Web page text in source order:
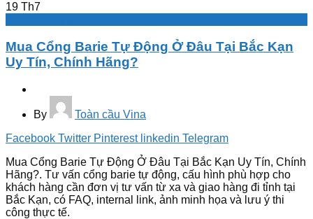
19 Th7
Mua Cổng Barie Tự Động Ở Đâu Tại Bắc Kạn
Uy Tín, Chính Hãng?
By
Toàn cầu Vina
Facebook Twitter Pinterest linkedin Telegram
Mua Cổng Barie Tự Động Ở Đâu Tại Bắc Kạn Uy Tín, Chính
Hãng?. Tư vấn cổng barie tự động, cấu hình phù hợp cho
khách hàng cần đơn vị tư vấn từ xa và giao hàng đi tỉnh tại
Bắc Kạn, có FAQ, internal link, ảnh minh họa và lưu ý thi
công thực tế.